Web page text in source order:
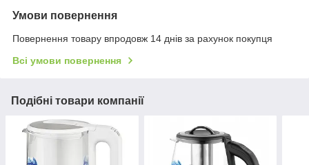
Умови повернення
Повернення товару впродовж 14 днів за рахунок покупця
Всі умови повернення
Подібні товари компанії